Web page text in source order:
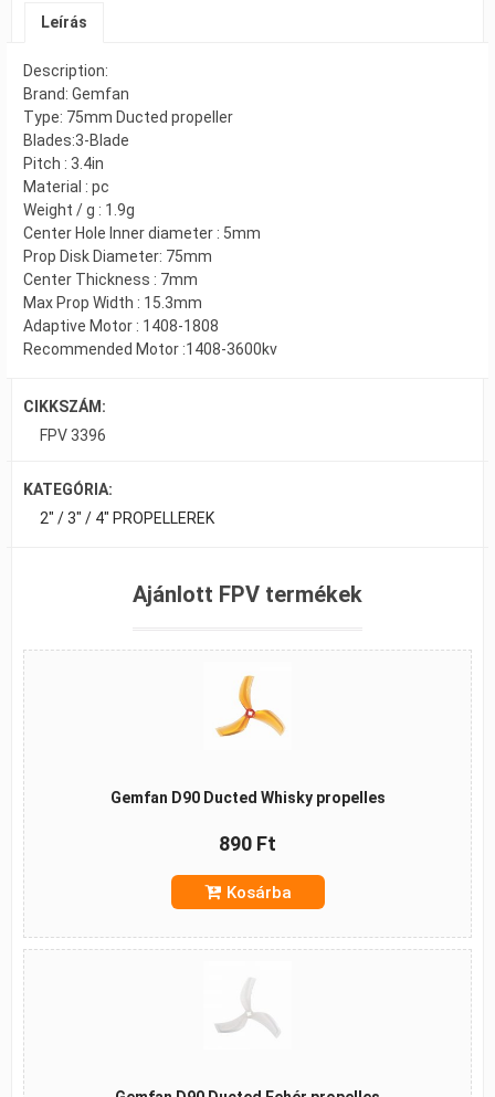
Leírás
Description:
Brand: Gemfan
Type: 75mm Ducted propeller
Blades:3-Blade
Pitch : 3.4in
Material : pc
Weight / g : 1.9g
Center Hole Inner diameter : 5mm
Prop Disk Diameter: 75mm
Center Thickness : 7mm
Max Prop Width : 15.3mm
Adaptive Motor : 1408-1808
Recommended Motor :1408-3600kv
CIKKSZÁM:
FPV 3396
KATEGÓRIA:
2" / 3" / 4" PROPELLEREK
Ajánlott FPV termékek
Gemfan D90 Ducted Whisky propelles
890 Ft
Kosárba